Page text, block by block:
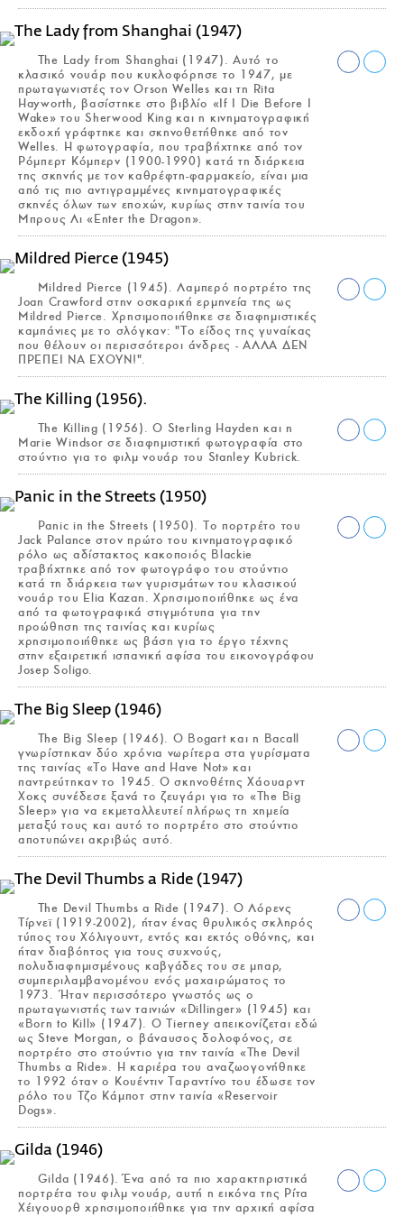
The Lady from Shanghai (1947). Αυτό το
κλασικό νουάρ που κυκλοφόρησε το 1947, με
πρωταγωνιστές τον Orson Welles και τη Rita
Hayworth, βασίστηκε στο βιβλίο «If I Die Before I
Wake» του Sherwood King και η κινηματογραφική
εκδοχή γράφτηκε και σκηνοθετήθηκε από τον
Welles. Η φωτογραφία, που τραβήχτηκε από τον
Ρόμπερτ Κόμπερν (1900-1990) κατά τη διάρκεια
της σκηνής με τον καθρέφτη-φαρμακείο, είναι μια
από τις πιο αντιγραμμένες κινηματογραφικές
σκηνές όλων των εποχών, κυρίως στην ταινία του
Μπρους Λι «Enter the Dragon».
Mildred Pierce (1945). Λαμπερό πορτρέτο της
Joan Crawford στην οσκαρική ερμηνεία της ως
Mildred Pierce. Χρησιμοποιήθηκε σε διαφημιστικές
καμπάνιες με το σλόγκαν: "Το είδος της γυναίκας
που θέλουν οι περισσότεροι άνδρες - ΑΛΛΑ ΔΕΝ
ΠΡΕΠΕΙ ΝΑ ΕΧΟΥΝ!".
The Killing (1956). Ο Sterling Hayden και η
Marie Windsor σε διαφημιστική φωτογραφία στο
στούντιο για το φιλμ νουάρ του Stanley Kubrick.
Panic in the Streets (1950). Το πορτρέτο του
Jack Palance στον πρώτο του κινηματογραφικό
ρόλο ως αδίστακτος κακοποιός Blackie
τραβήχτηκε από τον φωτογράφο του στούντιο
κατά τη διάρκεια των γυρισμάτων του κλασικού
νουάρ του Elia Kazan. Χρησιμοποιήθηκε ως ένα
από τα φωτογραφικά στιγμιότυπα για την
προώθηση της ταινίας και κυρίως
χρησιμοποιήθηκε ως βάση για το έργο τέχνης
στην εξαιρετική ισπανική αφίσα του εικονογράφου
Josep Soligo.
The Big Sleep (1946). Ο Bogart και η Bacall
γνωρίστηκαν δύο χρόνια νωρίτερα στα γυρίσματα
της ταινίας «To Have and Have Not» και
παντρεύτηκαν το 1945. Ο σκηνοθέτης Χάουαρντ
Χοκς συνέδεσε ξανά το ζευγάρι για το «The Big
Sleep» για να εκμεταλλευτεί πλήρως τη χημεία
μεταξύ τους και αυτό το πορτρέτο στο στούντιο
αποτυπώνει ακριβώς αυτό.
The Devil Thumbs a Ride (1947). Ο Λόρενς
Τίρνεϊ (1919-2002), ήταν ένας θρυλικός σκληρός
τύπος του Χόλιγουντ, εντός και εκτός οθόνης, και
ήταν διαβόητος για τους συχνούς,
πολυδιαφημισμένους καβγάδες του σε μπαρ,
συμπεριλαμβανομένου ενός μαχαιρώματος το
1973. Ήταν περισσότερο γνωστός ως ο
πρωταγωνιστής των ταινιών «Dillinger» (1945) και
«Born to Kill» (1947). Ο Tierney απεικονίζεται εδώ
ως Steve Morgan, ο βάναυσος δολοφόνος, σε
πορτρέτο στο στούντιο για την ταινία «The Devil
Thumbs a Ride». Η καριέρα του αναζωογονήθηκε
το 1992 όταν ο Κουέντιν Ταραντίνο του έδωσε τον
ρόλο του Τζο Κάμποτ στην ταινία «Reservoir
Dogs».
Gilda (1946). Ένα από τα πιο χαρακτηριστικά
πορτρέτα του φιλμ νουάρ, αυτή η εικόνα της Ρίτα
Χέιγουορθ χρησιμοποιήθηκε για την αρχική αφίσα